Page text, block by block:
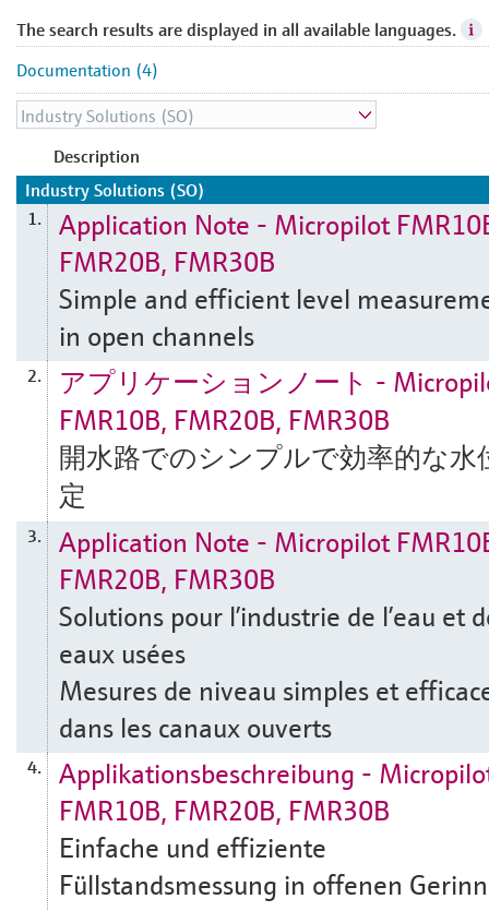
The search results are displayed in all available languages.
Documentation (4)
Description
Industry Solutions (SO)
1.
Application Note - Micropilot
FMR20B, FMR30B
Simple and efficient level
in open channels
2.
アプリケーションノート -
FMR10B, FMR20B, FMR30B
開水路でのシンプルで効率的な水
定
3.
Application Note - Micropilot
FMR20B, FMR30B
Solutions pour l’industrie de l’eau et
eaux usées
Mesures de niveau simples et
dans les canaux ouverts
4.
Applikationsbeschreibung -
FMR10B, FMR20B, FMR30B
Einfache und effiziente
Füllstandsmessung in offenen